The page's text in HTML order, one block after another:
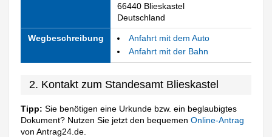
66440 Blieskastel
Deutschland
Wegbeschreibung
Anfahrt mit dem Auto
Anfahrt mit der Bahn
2. Kontakt zum Standesamt Blieskastel
Tipp: Sie benötigen eine Urkunde bzw. ein beglaubigtes
Dokument? Nutzen Sie jetzt den bequemenOnline-Antrag
von Antrag24.de.